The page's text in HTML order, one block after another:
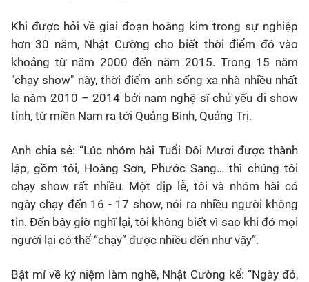
Khi được hỏi về giai đoạn hoàng kim trong sự nghiệp
hơn 30 năm, Nhật Cường cho biết thời điểm đó vào
khoảng từ năm 2000 đến năm 2015. Trong 15 năm
"chạy show" này, thời điểm anh sống xa nhà nhiều nhất
là năm 2010 – 2014 bởi nam nghệ sĩ chủ yếu đi show
tỉnh, từ miền Nam ra tới Quảng Bình, Quảng Trị.
Anh chia sẻ: “Lúc nhóm hài Tuổi Đôi Mươi được thành
lập, gồm tôi, Hoàng Sơn, Phước Sang… thì chúng tôi
chạy show rất nhiều. Một dịp lễ, tôi và nhóm hài có
ngày chạy đến 16 - 17 show, nói ra nhiều người không
tin. Đến bây giờ nghĩ lại, tôi không biết vì sao khi đó mọi
người lại có thể “chạy” được nhiều đến như vậy”.
Bật mí về kỷ niệm làm nghề, Nhật Cường kể: “Ngày đó,